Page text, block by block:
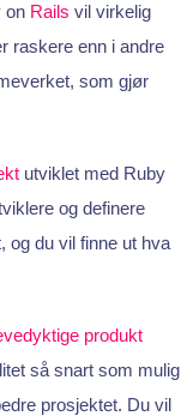
on Rails vil virkelig
raskere enn i andre
som gjør
utviklet med Ruby
og definere
og du vil finne ut hva
produkt
så snart som mulig
prosjektet. Du vil